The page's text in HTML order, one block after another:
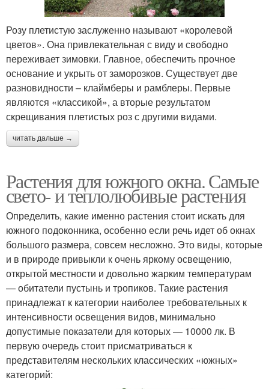
Розу плетистую заслуженно называют «королевой
цветов». Она привлекательная с виду и свободно
переживает зимовки. Главное, обеспечить прочное
основание и укрыть от заморозков. Существует две
разновидности – клаймберы и рамблеры. Первые
являются «классикой», а вторые результатом
скрещивания плетистых роз с другими видами.
читать дальше →
Растения для южного окна. Самые
свето- и теплолюбивые растения
Определить, какие именно растения стоит искать для
южного подоконника, особенно если речь идет об окнах
большого размера, совсем несложно. Это виды, которые
и в природе привыкли к очень яркому освещению,
открытой местности и довольно жарким температурам
— обитатели пустынь и тропиков. Такие растения
принадлежат к категории наиболее требовательных к
интенсивности освещения видов, минимально
допустимые показатели для которых — 10000 лк. В
первую очередь стоит присматриваться к
представителям нескольких классических «южных»
категорий: